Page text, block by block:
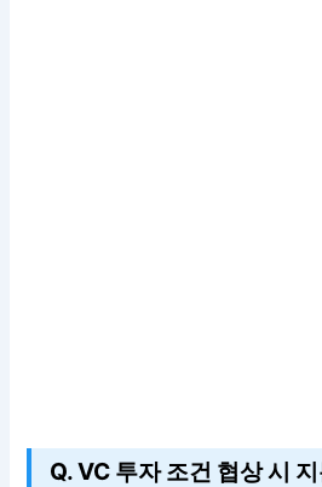
Q. VC 투자 조건 협상 시